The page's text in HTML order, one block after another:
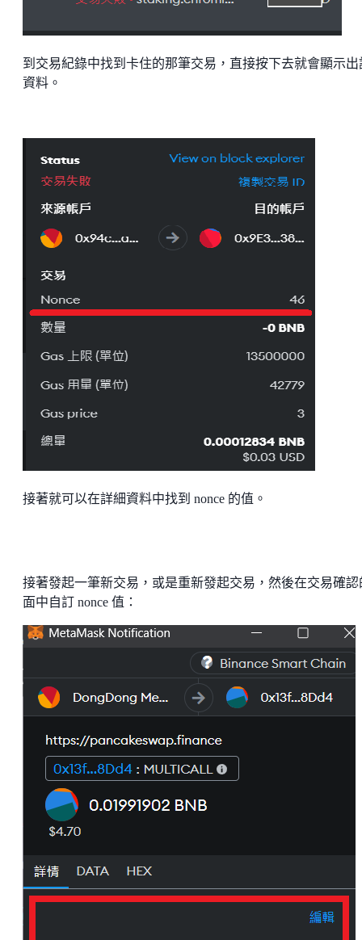
到交易紀錄中找到卡住的那筆交易，直接按下去就會顯示出
資料。
接著就可以在詳細資料中找到 nonce 的值。
接著發起一筆新交易，或是重新發起交易，然後在交易確認
面中自訂 nonce 值：